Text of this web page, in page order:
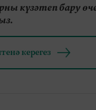
күзәтеп бару
керегез